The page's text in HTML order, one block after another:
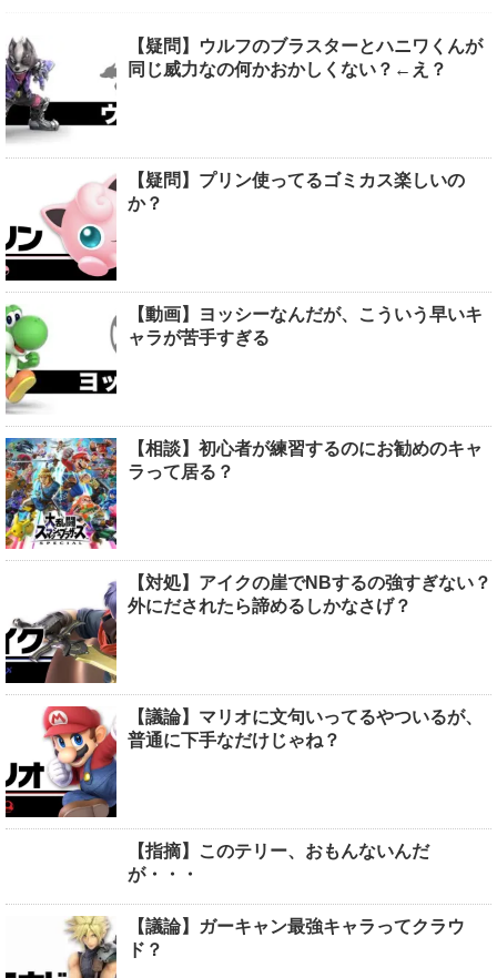
【疑問】ウルフのブラスターとハニワくんが
同じ威力なの何かおかしくない？←え？
【疑問】プリン使ってるゴミカス楽しいの
か？
【動画】ヨッシーなんだが、こういう早いキ
ャラが苦手すぎる
【相談】初心者が練習するのにお勧めのキャ
ラって居る？
【対処】アイクの崖でNBするの強すぎない？
外にだされたら諦めるしかなさげ？
【議論】マリオに文句いってるやついるが、
普通に下手なだけじゃね？
【指摘】このテリー、おもんないんだ
が・・・
【議論】ガーキャン最強キャラってクラウ
ド？